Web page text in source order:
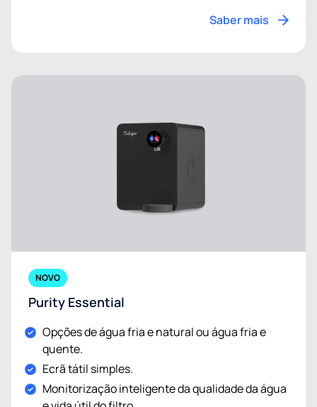
Saber mais
NOVO
Purity Essential
Opções de água fria e natural ou água fria e
quente.
Ecrã tátil simples.
Monitorização inteligente da qualidade da água